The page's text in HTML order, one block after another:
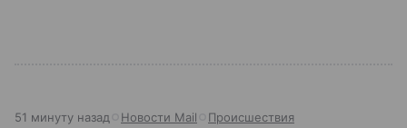
51 минуту назад Новости Mail Происшествия